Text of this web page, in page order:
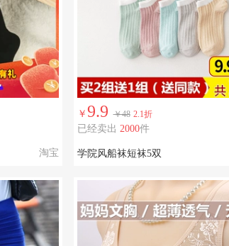
淘宝
￥ 9.9 ￥48 2.1折
已经卖出 2000件
学院风船袜短袜5双